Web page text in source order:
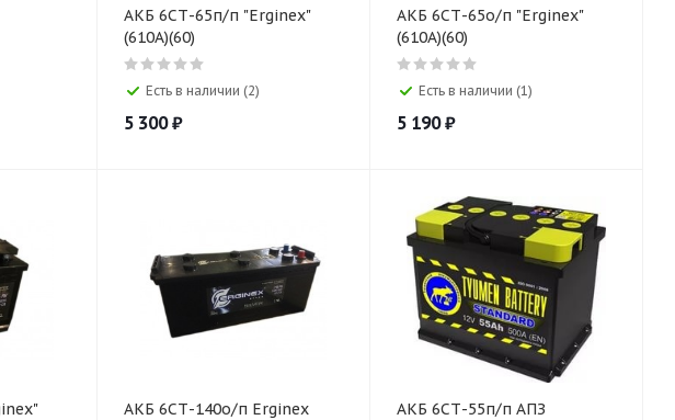
АКБ 6СТ-65п/п "Erginex"
(610A)(60)
Есть в наличии (2)
5 300₽
АКБ 6СТ-65о/п "Erginex"
(610A)(60)
Есть в наличии (1)
5 190₽
АКБ 6СТ-140о/п Erginex
АКБ 6СТ-55п/п АПЗ